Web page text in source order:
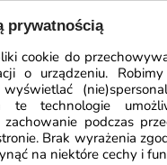
prywatnością
cookie do
o urządzeniu.
te technologie
podczas
Brak wyrażenia
na niektóre cechy i
/ Jak
telefonie